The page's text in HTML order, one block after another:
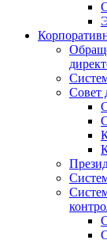
Совет